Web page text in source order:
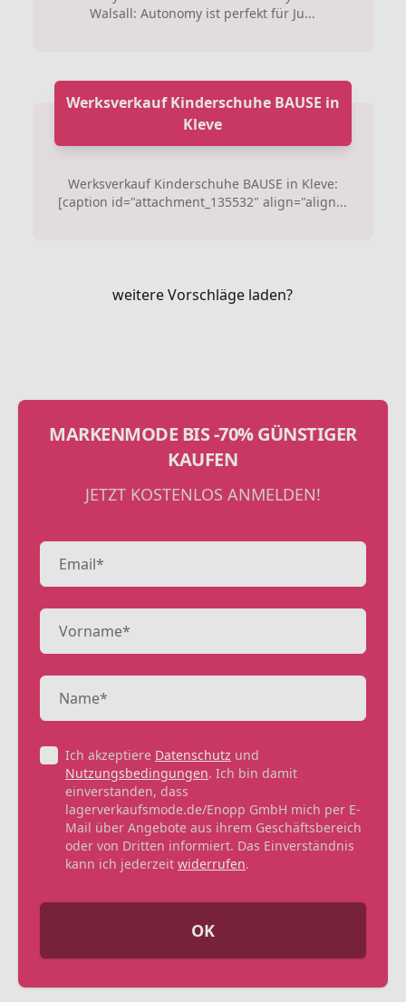
Walsall: Autonomy ist perfekt für Ju...
Werksverkauf Kinderschuhe BAUSE in
Kleve
Werksverkauf Kinderschuhe BAUSE in Kleve:
[caption id="attachment_135532" align="align...
weitere Vorschläge laden?
MARKENMODE BIS -70% GÜNSTIGER
KAUFEN
JETZT KOSTENLOS ANMELDEN!
Ich akzeptiere Datenschutz und
Nutzungsbedingungen. Ich bin damit
einverstanden, dass
lagerverkaufsmode.de/Enopp GmbH mich per E-
Mail über Angebote aus ihrem Geschäftsbereich
oder von Dritten informiert. Das Einverständnis
kann ich jederzeit widerrufen.
OK